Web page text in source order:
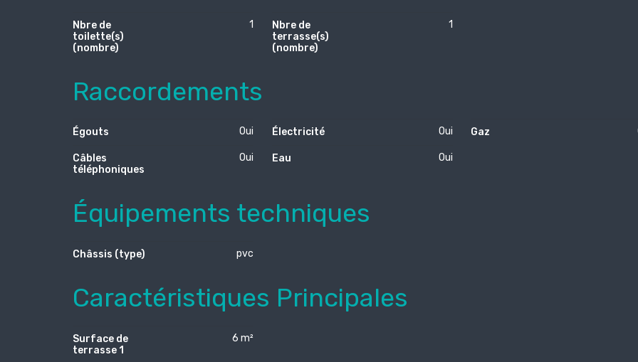
Nbre de
toilette(s)
(nombre)
1
Nbre de
terrasse(s)
(nombre)
1
Raccordements
Égouts Oui Électricité Oui Gaz
Câbles
téléphoniques
Oui Eau Oui
Équipements techniques
Châssis (type) pvc
Caractéristiques Principales
Surface de
terrasse 1
6 m²